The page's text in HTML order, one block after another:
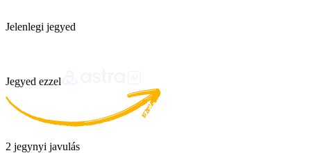
Jelenlegi jegyed
Jegyed ezzel
2 jegynyi javulás